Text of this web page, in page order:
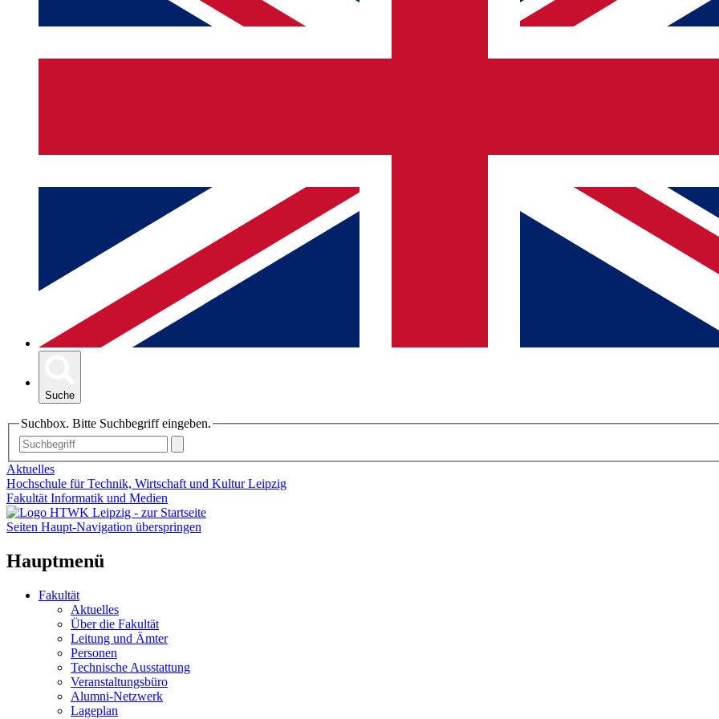
Suche
Suchbox. Bitte Suchbegriff eingeben.
Aktuelles
Hochschule für Technik, Wirtschaft und Kultur Leipzig
Fakultät Informatik und Medien
Seiten Haupt-Navigation überspringen
Hauptmenü
Fakultät
Aktuelles
Über die Fakultät
Leitung und Ämter
Personen
Technische Ausstattung
Veranstaltungsbüro
Alumni-Netzwerk
Lageplan